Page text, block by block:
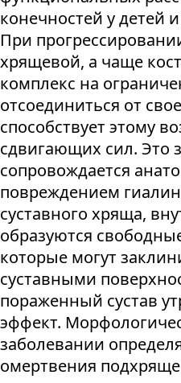
конечностей у детей
При
хрящевой, а чаще
комплекс на
отсоединиться от
способствует этому
сдвигающих сил. Это
сопровождается
повреждением
суставного хряща,
образуются
которые могут
суставными
пораженный сустав
эффект.
заболевании
омертвения